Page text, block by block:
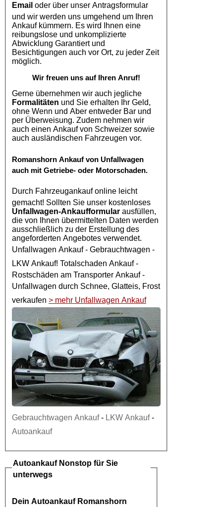
Email oder über unser Antragsformular
und wir werden uns umgehend um Ihren
Ankauf kümmern. Es wird Ihnen eine
reibungslose und unkomplizierte
Abwicklung Garantiert und
Besichtigungen auch vor Ort, zu jeder Zeit
möglich.
Wir freuen uns auf Ihren Anruf!
Gerne übernehmen wir auch jegliche
Formalitäten und Sie erhalten Ihr Geld,
ohne Wenn und Aber entweder Bar und
per Überweisung. Zudem nehmen wir
auch einen Ankauf von Schweizer sowie
auch ausländischen Fahrzeugen vor.
Romanshorn Ankauf von Unfallwagen
auch mit Getriebe- oder Motorschaden.
Durch Fahrzeugankauf online leicht
gemacht! Sollten Sie unser kostenloses
Unfallwagen-Ankaufformular ausfüllen,
die von Ihnen übermittelten Daten werden
ausschließlich zu der Erstellung des
angeforderten Angebotes verwendet.
Unfallwagen Ankauf- Gebrauchtwagen -
LKW Ankauf! Totalschaden Ankauf -
Rostschäden am Transporter Ankauf -
Unfallwagen durch Schnee, Glatteis, Frost
verkaufen > mehr Unfallwagen Ankauf
Gebrauchtwagen Ankauf- LKW Ankauf-
Autoankauf
AutoankaufNonstop für Sie
unterwegs
Dein Autoankauf Romanshorn